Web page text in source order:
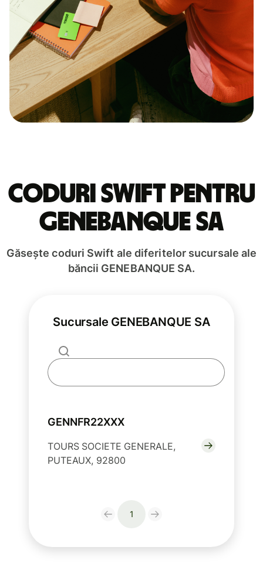
Coduri Swift pentru
GENEBANQUE SA
Găsește coduri Swift ale diferitelor sucursale ale
băncii GENEBANQUE SA.
Sucursale GENEBANQUE SA
GENNFR22XXX
TOURS SOCIETE GENERALE,
PUTEAUX, 92800
1